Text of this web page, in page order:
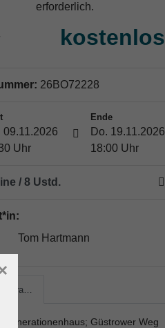
erforderlich.
kostenlos
26BO72228
09.11.2026
Uhr
Ende
Do. 19.11.2026
18:00 Uhr
/ 8 Ustd.
Tom Hartmann
Güstrower Weg